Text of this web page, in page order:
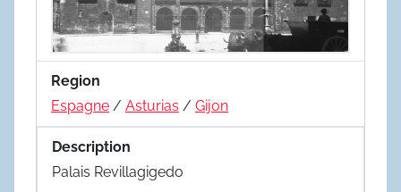
Region
Espagne / Asturias / Gijon
Description
Palais Revillagigedo